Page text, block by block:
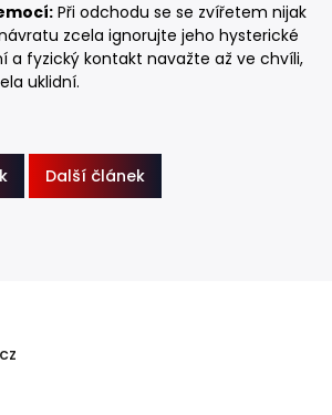
Při odchodu se se zvířetem nijak
zcela ignorujte jeho hysterické
a fyzický kontakt navažte až ve chvíli,
uklidní.
Další článek